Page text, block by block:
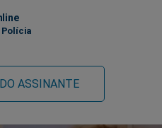
Polícia
ASSINANTE